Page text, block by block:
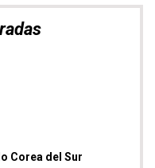
Corea del Sur